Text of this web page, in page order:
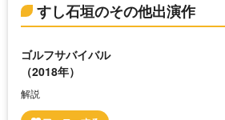
すし石垣のその他出演作
ゴルフサバイバル
（2018年）
解説